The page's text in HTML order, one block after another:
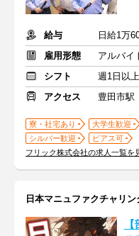
給与
日給1万
雇用形態
アルバイ
シフト
週1日以
アクセス
豊田市駅
寮・社宅あり 大学生歓迎
シルバー歓迎
ピアス可
フリック株式会社の求人一覧を
日本マニュファクチャリ